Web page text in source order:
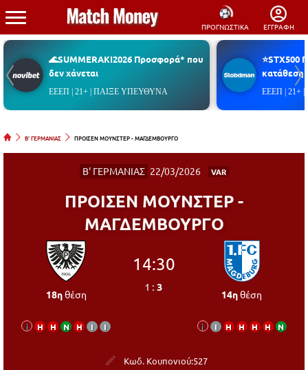
ΠΡΟΓΝΩΣΤΙΚΑ ΕΓΓΡΑΦΗ
🌊SUMMERAKI2026 Προσφορά* που
δεν χάνεται
ΕΕΕΠ | 21+ | ΠΑΙΞΕ ΥΠΕΥΘΥΝΑ
⭐STX500
ΕΕΕΠ | 21+
Β' ΓΕΡΜΑΝΙΑΣ ΠΡΟΙΣΕΝ ΜΟΥΝΣΤΕΡ - ΜΑΓΔΕΜΒΟΥΡΓΟ
Β' ΓΕΡΜΑΝΙΑΣ 22/03/2026 VAR
ΠΡΟΙΣΕΝ ΜΟΥΝΣΤΕΡ -
ΜΑΓΔΕΜΒΟΥΡΓΟ
18ηθέση
i Η Η Ν Η Ι Ι
14:30
1 :3
14ηθέση
i Ι Η Η Η Η Ν
Κωδ. Κουπονιού:527